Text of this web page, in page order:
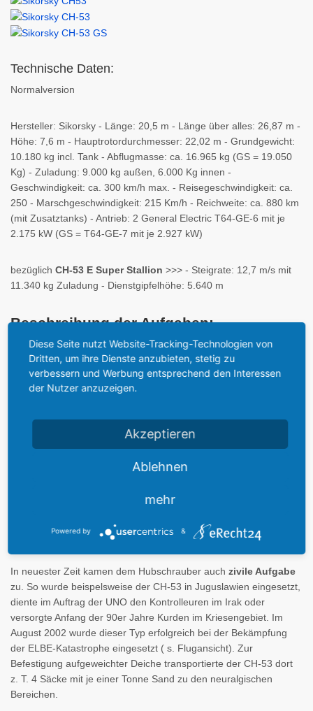
Technische Daten:
Normalversion
Hersteller: Sikorsky - Länge: 20,5 m - Länge über alles: 26,87 m -
Höhe: 7,6 m - Hauptrotordurchmesser: 22,02 m - Grundgewicht:
10.180 kg incl. Tank - Abflugmasse: ca. 16.965 kg (GS = 19.050
Kg) - Zuladung: 9.000 kg außen, 6.000 Kg innen -
Geschwindigkeit: ca. 300 km/h max. - Reisegeschwindigkeit: ca.
250 - Marschgeschwindigkeit: 215 Km/h - Reichweite: ca. 880 km
(mit Zusatztanks) - Antrieb: 2 General Electric T64-GE-6 mit je
2.175 kW (GS = T64-GE-7 mit je 2.927 kW)
bezüglich CH-53 E Super Stallion >>> - Steigrate: 12,7 m/s mit
11.340 kg Zuladung - Dienstgipfelhöhe: 5.640 m
Beschreibung der Aufgaben:
Der Sikorsky CH-53 ist dasArbeitpferd der Heeresflieger. Er ist
einer der größten Hubschrauber der westlichen Streitkräfte und
zeichnet sich durch eine große Ladekapazität bei hoher
Transportgeschwindigkeit und Zuverlässigkeit aus.
dient bei den Heeresfliegern als schwerer
Transporthubschrauber. Die Aufgabe im Kriesenfall ist vor allem
Kampfgebiet. Daneben gehörte auch die Heranführung neuer
Verletzten zu den Aufgaben der Transportflieger. Mit den
die Nähe ihres Einsatzortes verbracht werden.
In neuester Zeit kamen dem Hubschrauber auch zivile Aufgabe
zu. So wurde beispelsweise der CH-53 in Juguslawien eingesetzt,
diente im Auftrag der UNO den Kontrolleuren im Irak oder
versorgte Anfang der 90er Jahre Kurden im Kriesengebiet. Im
August 2002 wurde dieser Typ erfolgreich bei der Bekämpfung
der ELBE-Katastrophe eingesetzt ( s. Flugansicht). Zur
Befestigung aufgeweichter Deiche transportierte der CH-53 dort
z. T. 4 Säcke mit je einer Tonne Sand zu den neuralgischen
Bereichen.
Diese Seite nutzt Website-Tracking-Technologien von
Dritten, um ihre Dienste anzubieten, stetig zu
verbessern und Werbung entsprechend den Interessen
der Nutzer anzuzeigen.
Akzeptieren
Ablehnen
mehr
Powered by &